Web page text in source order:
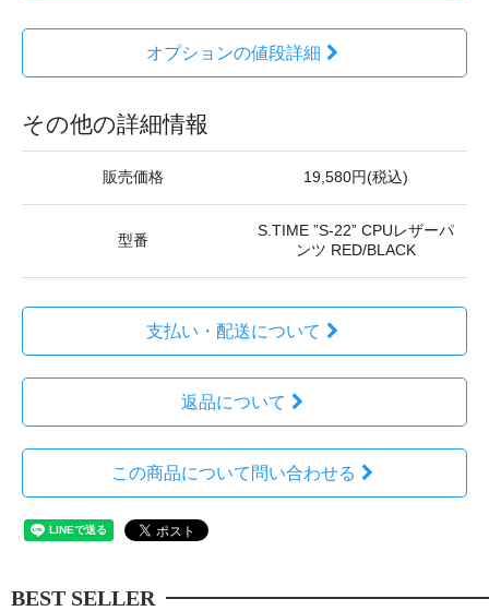
オプションの値段詳細
その他の詳細情報
販売価格 19,580円(税込)
型番
S.TIME ”S-22” CPUレザーパ
ンツ RED/BLACK
支払い・配送について
返品について
この商品について問い合わせる
BEST SELLER